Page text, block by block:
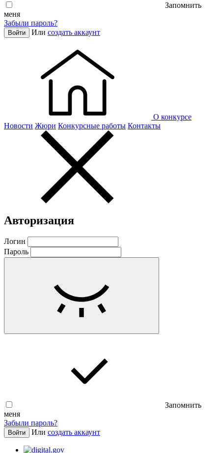
Запомнить
меня
Забыли пароль?
Войти Или создать аккаунт
О конкурсе
Новости Жюри Конкурсные работы Контакты
Авторизация
Логин
Пароль
Запомнить
меня
Забыли пароль?
Войти Или создать аккаунт